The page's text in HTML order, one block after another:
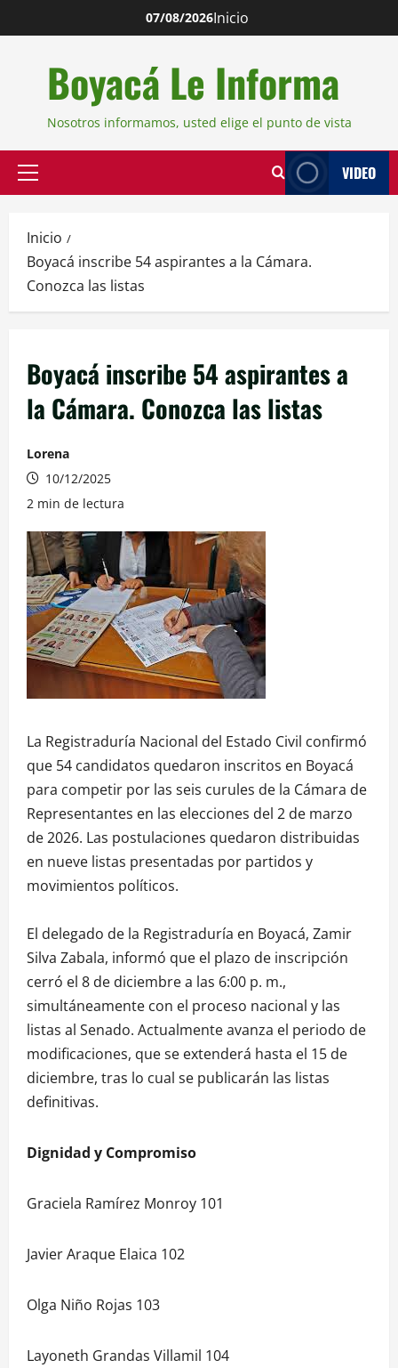
07/08/2026Inicio
Boyacá Le Informa
Nosotros informamos, usted elige el punto de vista
VIDEO
Inicio
Boyacá inscribe 54 aspirantes a la Cámara.
Conozca las listas
Boyacá inscribe 54 aspirantes a
la Cámara. Conozca las listas
Lorena
10/12/2025
2 min de lectura
La Registraduría Nacional del Estado Civil confirmó
que 54 candidatos quedaron inscritos en Boyacá
para competir por las seis curules de la Cámara de
Representantes en las elecciones del 2 de marzo
de 2026. Las postulaciones quedaron distribuidas
en nueve listas presentadas por partidos y
movimientos políticos.
El delegado de la Registraduría en Boyacá, Zamir
Silva Zabala, informó que el plazo de inscripción
cerró el 8 de diciembre a las 6:00 p. m.,
simultáneamente con el proceso nacional y las
listas al Senado. Actualmente avanza el periodo de
modificaciones, que se extenderá hasta el 15 de
diciembre, tras lo cual se publicarán las listas
definitivas.
Dignidad y Compromiso
Graciela Ramírez Monroy 101
Javier Araque Elaica 102
Olga Niño Rojas 103
Layoneth Grandas Villamil 104